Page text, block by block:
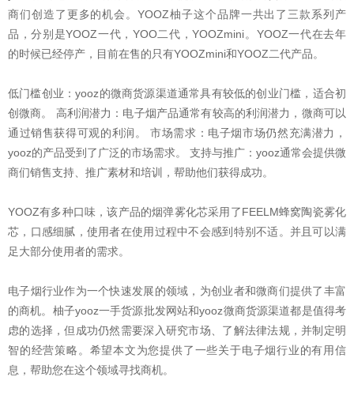
商们创造了更多的机会。YOOZ柚子这个品牌一共出了三款系列产
品，分别是YOOZ一代，YOO二代，YOOZmini。YOOZ一代在去年
的时候已经停产，目前在售的只有YOOZmini和YOOZ二代产品。
低门槛创业：yooz的微商货源渠道通常具有较低的创业门槛，适合初
创微商。 高利润潜力：电子烟产品通常有较高的利润潜力，微商可以
通过销售获得可观的利润。 市场需求：电子烟市场仍然充满潜力，
yooz的产品受到了广泛的市场需求。 支持与推广：yooz通常会提供微
商们销售支持、推广素材和培训，帮助他们获得成功。
YOOZ有多种口味，该产品的烟弹雾化芯采用了FEELM蜂窝陶瓷雾化
芯，口感细腻，使用者在使用过程中不会感到特别不适。并且可以满
足大部分使用者的需求。
电子烟行业作为一个快速发展的领域，为创业者和微商们提供了丰富
的商机。柚子yooz一手货源批发网站和yooz微商货源渠道都是值得考
虑的选择，但成功仍然需要深入研究市场、了解法律法规，并制定明
智的经营策略。希望本文为您提供了一些关于电子烟行业的有用信
息，帮助您在这个领域寻找商机。